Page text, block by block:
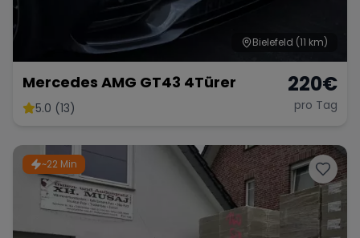
Rolls Royce
Bugatti Lotus Maserati
Range Rover Corvette
Bielefeld (11 km)
Mercedes AMG GT43 4Türer
5.0 (13)
220€
pro Tag
~22 Min